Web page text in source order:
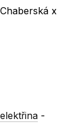
x
elektřina -